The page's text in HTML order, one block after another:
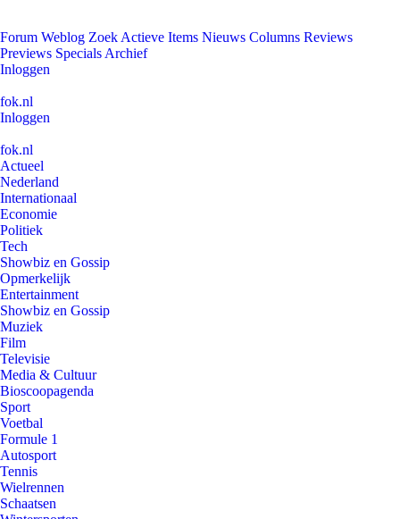
Forum Weblog Zoek Actieve Items Nieuws Columns Reviews
Previews Specials Archief
Inloggen
fok.nl
Inloggen
fok.nl
Actueel
Nederland
Internationaal
Economie
Politiek
Tech
Showbiz en Gossip
Opmerkelijk
Entertainment
Showbiz en Gossip
Muziek
Film
Televisie
Media & Cultuur
Bioscoopagenda
Sport
Voetbal
Formule 1
Autosport
Tennis
Wielrennen
Schaatsen